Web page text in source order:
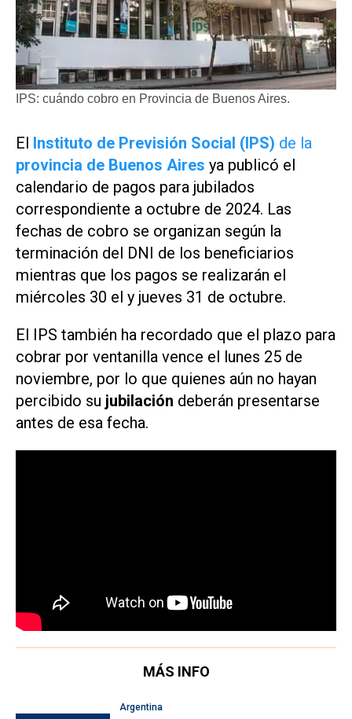
IPS: cuándo cobro en Provincia de Buenos Aires.
El Instituto de Previsión Social (IPS) de la
provincia de Buenos Aires ya publicó el
calendario de pagos para jubilados
correspondiente a octubre de 2024. Las
fechas de cobro se organizan según la
terminación del DNI de los beneficiarios
mientras que los pagos se realizarán el
miércoles 30 el y jueves 31 de octubre.
El IPS también ha recordado que el plazo para
cobrar por ventanilla vence el lunes 25 de
noviembre, por lo que quienes aún no hayan
percibido su jubilación deberán presentarse
antes de esa fecha.
MÁS INFO
Argentina